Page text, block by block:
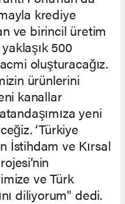
krediye
ve birincil üretim
500
oluşturacağız.
ürünlerini
kanallar
yeni
‘Türkiye
İstihdam ve Kırsal
ve Türk
diliyorum" dedi.